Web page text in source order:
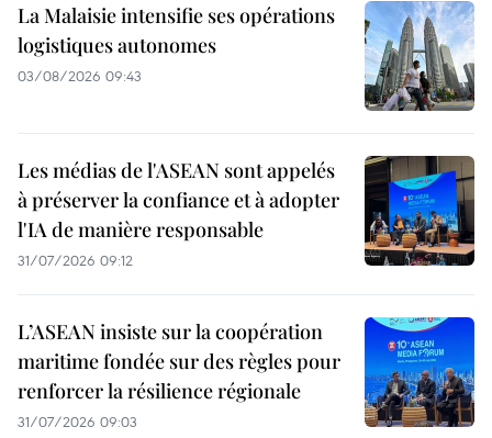
La Malaisie intensifie ses opérations
logistiques autonomes
03/08/2026 09:43
Les médias de l'ASEAN sont appelés
à préserver la confiance et à adopter
l'IA de manière responsable
31/07/2026 09:12
L’ASEAN insiste sur la coopération
maritime fondée sur des règles pour
renforcer la résilience régionale
31/07/2026 09:03